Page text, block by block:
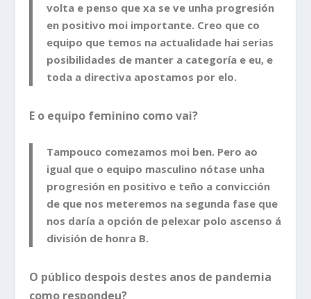
volta e penso que xa se ve unha progresión
en positivo moi importante. Creo que co
equipo que temos na actualidade hai serias
posibilidades de manter a categoría e eu, e
toda a directiva apostamos por elo.
E o equipo feminino como vai?
Tampouco comezamos moi ben. Pero ao
igual que o equipo masculino nótase unha
progresión en positivo e teño a convicción
de que nos meteremos na segunda fase que
nos daría a opción de pelexar polo ascenso á
división de honra B.
O público despois destes anos de pandemia
como respondeu?